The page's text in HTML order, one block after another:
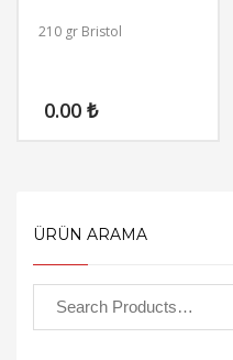
210 gr Bristol
0.00 ₺
ÜRÜN ARAMA